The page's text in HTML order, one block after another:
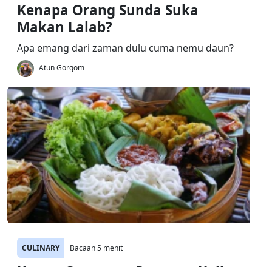
Kenapa Orang Sunda Suka
Makan Lalab?
Apa emang dari zaman dulu cuma nemu daun?
Atun Gorgom
CULINARY Bacaan 5 menit